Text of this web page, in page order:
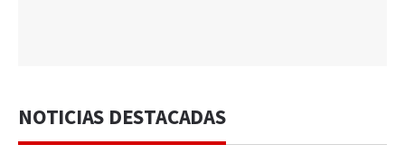
NOTICIAS DESTACADAS